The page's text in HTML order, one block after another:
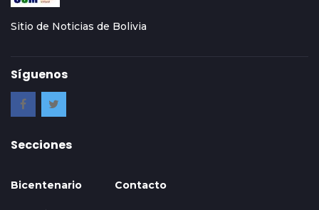
Sitio de Noticias de Bolivia
Síguenos
Secciones
Bicentenario Contacto